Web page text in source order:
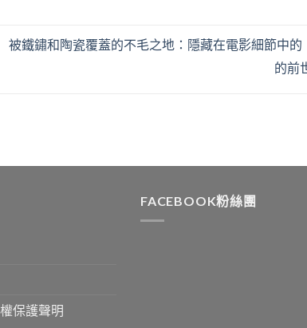
被鐵鏽和陶瓷覆蓋的不毛之地：隱藏在電影細節中的
的前
保護聲明
FACEBOOK粉絲團